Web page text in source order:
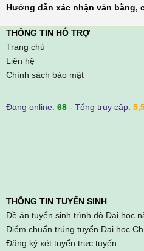
Hướng dẫn xác nhận văn bằng,
THÔNG TIN HỖ TRỢ
Trang chủ
Liên hệ
Chính sách bảo mật
Đang online: 68 - Tổng truy cập:
THÔNG TIN TUYỂN SINH
Đề án tuyển sinh trình độ Đại học
Điểm chuẩn trúng tuyển Đại học
Đăng ký xét tuyển trực tuyến